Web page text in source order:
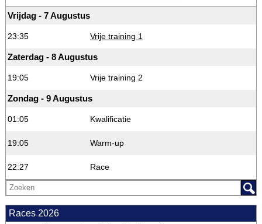
Vrijdag - 7 Augustus
23:35 Vrije training 1
Zaterdag - 8 Augustus
19:05 Vrije training 2
Zondag - 9 Augustus
01:05 Kwalificatie
19:05 Warm-up
22:27 Race
Races 2026